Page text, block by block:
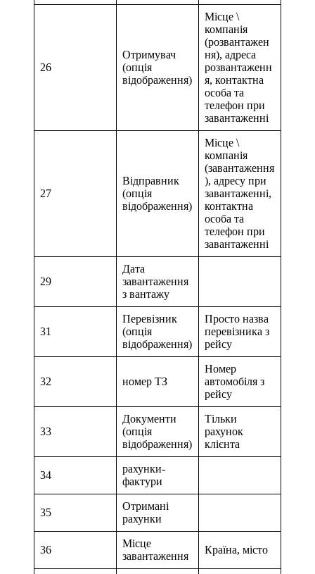
26
Отримувач
(опція
відображення)
Місце \
компанія
(розвантажен
ня), адреса
розвантаженн
я, контактна
особа та
телефон при
завантаженні
27
Відправник
(опція
відображення)
Місце \
компанія
(завантаження
), адресу при
завантаженні,
контактна
особа та
телефон при
завантаженні
29
Дата
завантаження
з вантажу
31
Перевізник
(опція
відображення)
Просто назва
перевізника з
рейсу
32 номер ТЗ
Номер
автомобіля з
рейсу
33
Документи
(опція
відображення)
Тільки
рахунок
клієнта
34
рахунки-
фактури
35
Отримані
рахунки
36
Місце
завантаження
Країна, місто